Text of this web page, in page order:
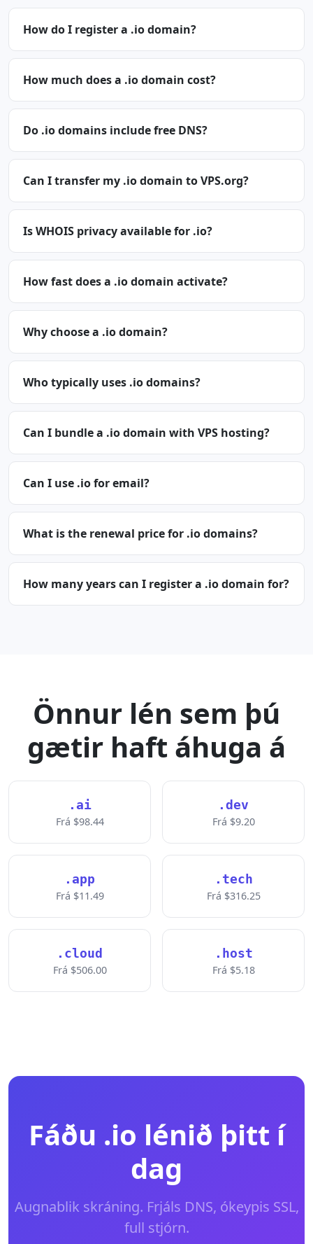
How do I register a .io domain?
How much does a .io domain cost?
Do .io domains include free DNS?
Can I transfer my .io domain to VPS.org?
Is WHOIS privacy available for .io?
How fast does a .io domain activate?
Why choose a .io domain?
Who typically uses .io domains?
Can I bundle a .io domain with VPS hosting?
Can I use .io for email?
What is the renewal price for .io domains?
How many years can I register a .io domain for?
Önnur lén sem þú
gætir haft áhuga á
.ai
Frá $98.44
.dev
Frá $9.20
.app
Frá $11.49
.tech
Frá $316.25
.cloud
Frá $506.00
.host
Frá $5.18
Fáðu .io lénið þitt í
dag
Augnablik skráning. Frjáls DNS, ókeypis SSL,
full stjórn.